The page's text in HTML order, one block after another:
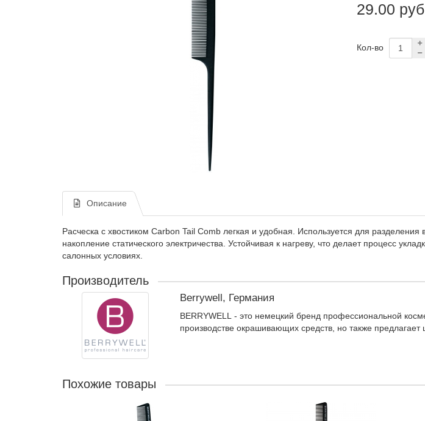
29.00
Кол-во
Описание
Расческа с хвостиком Carbon Tail Comb легкая и удобная. Используется для
накопление статического электричества. Устойчивая к нагреву, что делает процесс
салонных условиях.
Производитель
Berrywell, Германия
BERRYWELL - это немецкий бренд профессиональной
производстве окрашивающих средств, но также
Похожие товары